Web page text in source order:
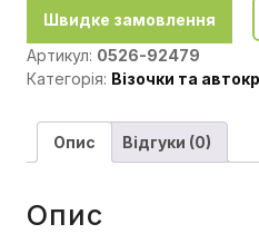
Швидке замовлення
Артикул: 0526-92479
Категорія: Візочки та
Опис Відгуки (0)
Опис